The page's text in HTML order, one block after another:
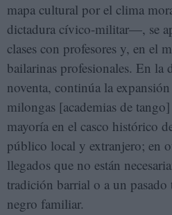
mapa cultural por el clima
dictadura cívico-militar—, se
clases con profesores y, en el
bailarinas profesionales. En la
noventa, continúa la
milongas [academias de
mayoría en el casco histórico
público local y extranjero; en
llegados que no están
tradición barrial o a un
negro familiar.